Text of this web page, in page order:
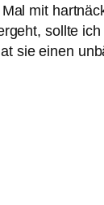
mit
sollte
sie einen